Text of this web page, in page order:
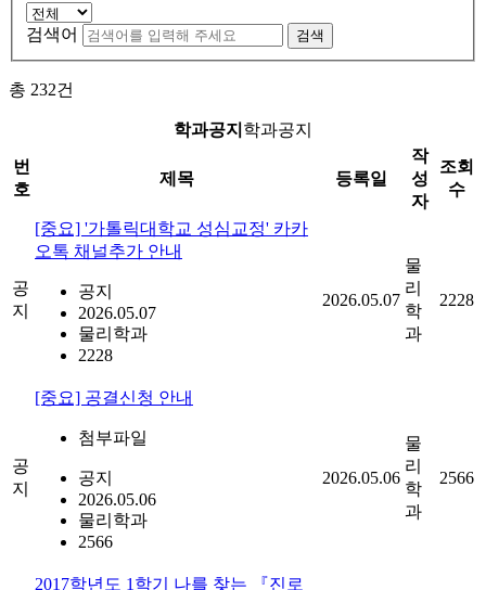
검색어 검색
총 232건
학과공지 학과공지
번
호
제목 등록일
작
성
자
조회
수
공
지
[중요] '가톨릭대학교 성심교정' 카카
오톡 채널추가 안내
공지
2026.05.07
물리학과
2228
2026.05.07
물
리
학
과
2228
공
지
[중요] 공결신청 안내
첨부파일
공지
2026.05.06
물리학과
2566
2026.05.06
물
리
학
과
2566
2017학년도 1학기 나를 찾는 『진로